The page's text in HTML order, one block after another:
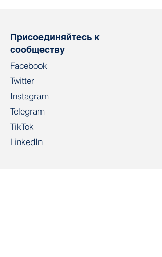
существенным
преувеличением»
Присоединяйтесь к
сообществу
Facebook
Twitter
Instagram
Telegram
TikTok
LinkedIn